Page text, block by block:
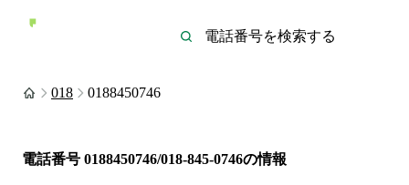
018 0188450746
電話番号 0188450746/018-845-0746の情報